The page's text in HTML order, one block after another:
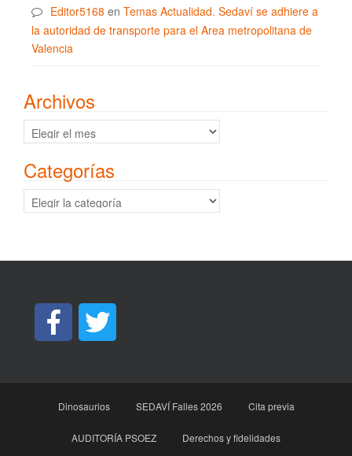
Editor5168 en Temas Actualidad. Sedaví se adhiere a
la autoridad de transporte para el Area metropolitana de
Valencia
Archivos
Archivos
Categorías
Categorías
Dinosaurios SEDAVÍ Falles 2026 Cita previa
AUDITORÍA PSOEZ Derechos y fidelidades